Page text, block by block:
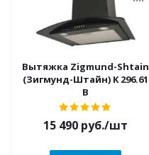
Вытяжка Zigmund-Shtain
(Зигмунд-Штайн) K 296.61
B
15 490 руб./шт